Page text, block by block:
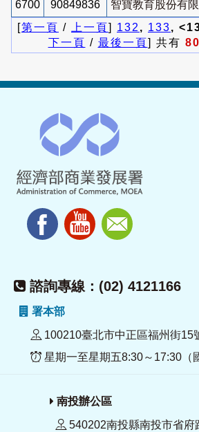
6700 90849836
智寶教育股份有
[第一頁 / 上一頁] 132 , 133,
下一頁 / 最後一頁] 共有
諮詢專線：(02) 4121166
署本部
100210臺北市中正區福州街15
星期一至星期五8:30～17:30（
南投辦公區
540202南投縣南投市省府